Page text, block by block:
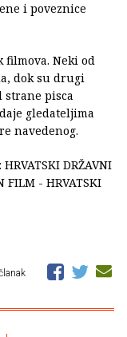
i poveznice
filmova. Neki od
dok su drugi
pisca
gledateljima
navedenog.
DRŽAVNI
FILM - HRVATSKI